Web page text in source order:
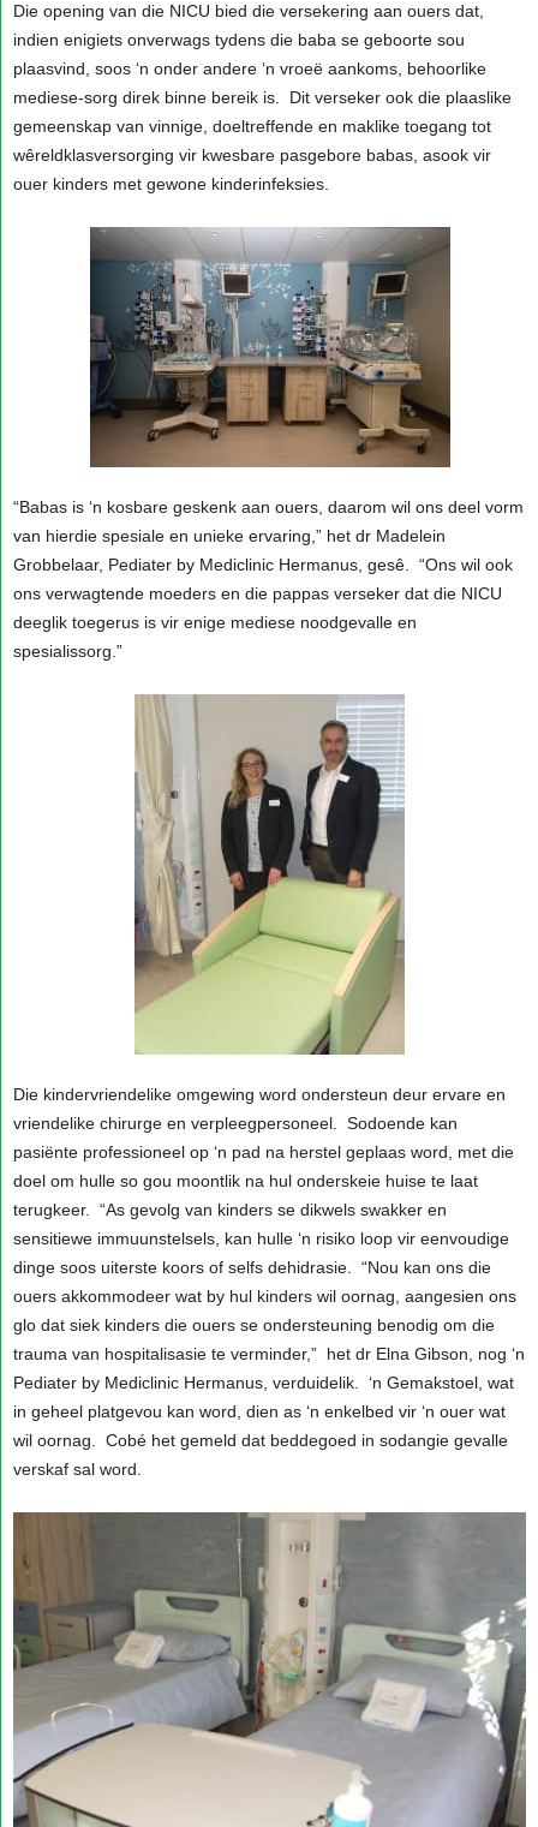
Die opening van die NICU bied die versekering aan ouers dat,
indien enigiets onverwags tydens die baba se geboorte sou
plaasvind, soos ‘n onder andere ‘n vroeë aankoms, behoorlike
mediese-sorg direk binne bereik is. Dit verseker ook die plaaslike
gemeenskap van vinnige, doeltreffende en maklike toegang tot
wêreldklasversorging vir kwesbare pasgebore babas, asook vir
ouer kinders met gewone kinderinfeksies.
“Babas is ‘n kosbare geskenk aan ouers, daarom wil ons deel vorm
van hierdie spesiale en unieke ervaring,” het dr Madelein
Grobbelaar, Pediater by Mediclinic Hermanus, gesê. “Ons wil ook
ons ​​verwagtende moeders en die pappas verseker dat die NICU
deeglik toegerus is vir enige mediese noodgevalle en
spesialissorg.”
Die kindervriendelike omgewing word ondersteun deur ervare en
vriendelike chirurge en verpleegpersoneel. Sodoende kan
pasiënte professioneel op ‘n pad na herstel geplaas word, met die
doel om hulle so gou moontlik na hul onderskeie huise te laat
terugkeer. “As gevolg van kinders se dikwels swakker en
sensitiewe immuunstelsels, kan hulle ‘n risiko loop vir eenvoudige
dinge soos uiterste koors of selfs dehidrasie. “Nou kan ons die
ouers akkommodeer wat by hul kinders wil oornag, aangesien ons
glo dat siek kinders die ouers se ondersteuning benodig om die
trauma van hospitalisasie te verminder,” het dr Elna Gibson, nog ‘n
Pediater by Mediclinic Hermanus, verduidelik. ‘n Gemakstoel, wat
in geheel platgevou kan word, dien as ‘n enkelbed vir ‘n ouer wat
wil oornag. Cobé het gemeld dat beddegoed in sodangie gevalle
verskaf sal word.